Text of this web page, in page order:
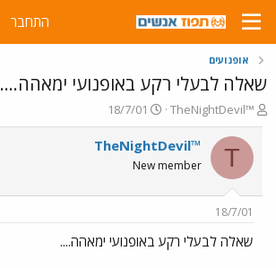
התחבר
אופנועים
שאלה לבעלי רקע באופנועי ימאהה....
פ
ו
ת
ח
ה
ש
א
TheNightDevil™
פ
ו
ר
ס
ם
ר
18/7/01
T
TheNightDevil™
New member
18/7/01
שאלה לבעלי רקע באופנועי ימאהה....